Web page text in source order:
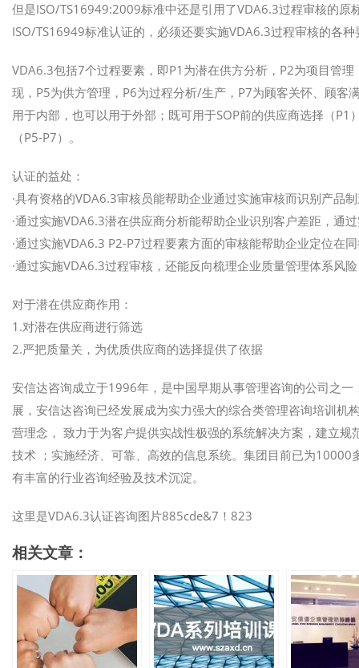
但是ISO/TS16949:2009标准中还是引用了VDA6.3过程审核的
ISO/TS16949标准认证的，必须还要实施VDA6.3过程审核的各
VDA6.3包括7个过程要素，即P1为潜在供方分析，P2为项目管
现，P5为供方管理，P6为过程分析/生产，P7为顾客关怀、顾客
用于内部，也可以用于外部；既可用于SOP前的供应商选择（
（P5-P7）。
认证的益处：
·具有资格的VDA6.3审核员能帮助企业通过实施审核而识别产品
·通过实施VDA6.3潜在供应商分析能帮助企业识别客户差距，通
·通过实施VDA6.3 P2-P7过程要素方面的审核能帮助企业定位在
·通过实施VDA6.3过程审核，还能反向梳理企业质量管理体系风
对于潜在供应商作用：
1.对潜在供应商进行筛选
2.严把质量关，为优质供应商的选择提供了依据
安信达咨询成立于1996年，是中国早期从事管理咨询的公司之
展，安信达咨询已经发展成为实力强大的综合类管理咨询培训机
营理念， 致力于为客户提供实战性极强的系统解决方案，建立
技术 ；实施经济、可靠、高效的信息系统。集团目前已为
有丰富的行业咨询经验及技术沉淀。
这里是VDA6.3认证咨询图片885cde&7！823
相关文章：